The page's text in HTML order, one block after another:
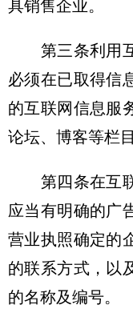
具销售企业。
第三条利用互
必须在已取得信
的互联网信息服
论坛、博客等栏
第四条在互联
应当有明确的广
营业执照确定的
的联系方式，以
的名称及编号。